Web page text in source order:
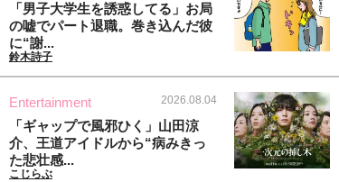
「男子大学生を誘惑してる」お局
の嘘でパート退職。巻き込んだ彼
に“謝...
鈴木詩子
Entertainment 2026.08.04
「ギャップで風邪ひく」山田涼
介、王道アイドルから“病みきっ
た悲壮感...
こじらぶ